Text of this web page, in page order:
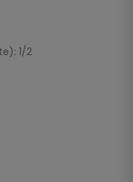
1/2